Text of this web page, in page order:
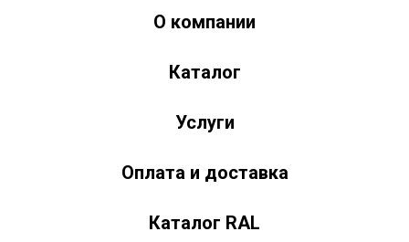
О компании
Каталог
Услуги
Оплата и доставка
Каталог RAL